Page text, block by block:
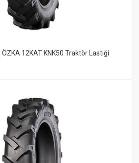
12KAT KNK50 Traktör Lastiği